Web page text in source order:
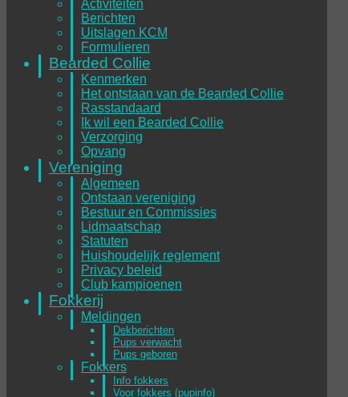
Activiteiten
Berichten
Uitslagen KCM
Formulieren
Bearded Collie
Kenmerken
Het ontstaan van de Bearded Collie
Rasstandaard
Ik wil een Bearded Collie
Verzorging
Opvang
Vereniging
Algemeen
Ontstaan vereniging
Bestuur en Commissies
Lidmaatschap
Statuten
Huishoudelijk reglement
Privacy beleid
Club kampioenen
Fokkerij
Meldingen
Dekberichten
Pups verwacht
Pups geboren
Fokkers
Info fokkers
Voor fokkers (pupinfo)